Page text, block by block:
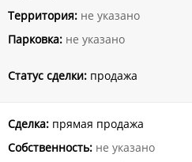
Территория: не указано
Парковка: не указано
Статус сделки: продажа
Сделка: прямая продажа
Собственность: не указано